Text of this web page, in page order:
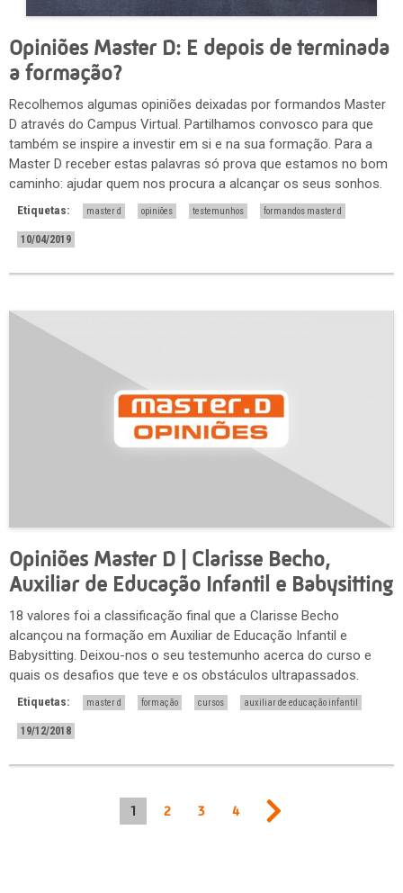
Opiniões Master D: E depois de terminada
a formação?
Recolhemos algumas opiniões deixadas por formandos Master
D através do Campus Virtual. Partilhamos convosco para que
também se inspire a investir em si e na sua formação. Para a
Master D receber estas palavras só prova que estamos no bom
caminho: ajudar quem nos procura a alcançar os seus sonhos.
Etiquetas: master d opiniões testemunhos formandos master d
10/04/2019
Opiniões Master D | Clarisse Becho,
Auxiliar de Educação Infantil e Babysitting
18 valores foi a classificação final que a Clarisse Becho
alcançou na formação em Auxiliar de Educação Infantil e
Babysitting. Deixou-nos o seu testemunho acerca do curso e
quais os desafios que teve e os obstáculos ultrapassados.
Etiquetas: master d formação cursos auxiliar de educação infantil
19/12/2018
1 2 3 4